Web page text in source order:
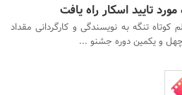
تایید اسکار راه یافت
کوتاه تنگه به نویسندگی و کارگردانی مقداد
و یکمین دوره جشنو ...